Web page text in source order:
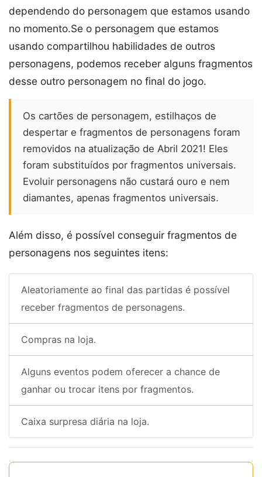
dependendo do personagem que estamos usando
no momento.Se o personagem que estamos
usando compartilhou habilidades de outros
personagens, podemos receber alguns fragmentos
desse outro personagem no final do jogo.
Os cartões de personagem, estilhaços de
despertar e fragmentos de personagens foram
removidos na atualização de Abril 2021! Eles
foram substituídos por fragmentos universais.
Evoluir personagens não custará ouro e nem
diamantes, apenas fragmentos universais.
Além disso, é possível conseguir fragmentos de
personagens nos seguintes itens:
Aleatoriamente ao final das partidas é possível
receber fragmentos de personagens.
Compras na loja.
Alguns eventos podem oferecer a chance de
ganhar ou trocar itens por fragmentos.
Caixa surpresa diária na loja.